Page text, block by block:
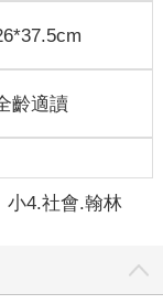
齡適讀
小4.社會.翰林